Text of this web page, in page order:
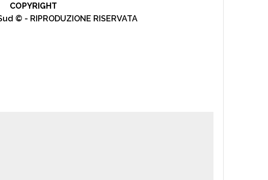
COPYRIGHT
© - RIPRODUZIONE RISERVATA